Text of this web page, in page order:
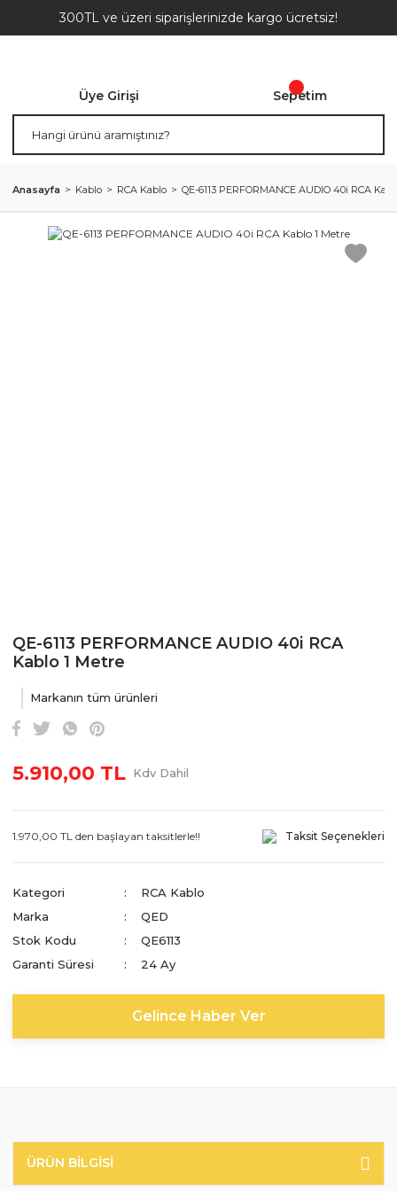
300TL ve üzeri siparişlerinizde kargo ücretsiz!
Üye Girişi Sepetim
Anasayfa Kablo RCA Kablo QE-6113 PERFORMANCE AUDIO 40i RCA
QE-6113 PERFORMANCE AUDIO 40i RCA
Kablo 1 Metre
Markanın tüm ürünleri
5.910,00 TL Kdv Dahil
1.970,00 TL den başlayan taksitlerle!! Taksit Seçenekleri
Kategori
RCA Kablo
Marka
QED
Stok Kodu
QE6113
Garanti Süresi
24 Ay
Gelince Haber Ver
ÜRÜN BILGISI